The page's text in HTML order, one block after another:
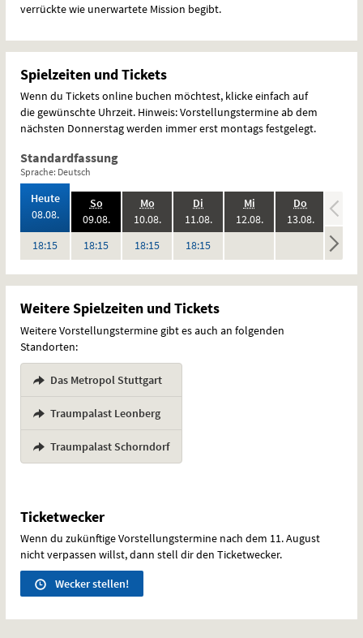
verrückte wie unerwartete Mission begibt.
Spielzeiten und Tickets
Wenn du Tickets online buchen möchtest, klicke einfach auf
die gewünschte Uhrzeit. Hinweis: Vorstellungstermine ab dem
nächsten Donnerstag werden immer erst montags festgelegt.
Standardfassung
Sprache: Deutsch
Heute,
08.08.2026:
18:15Uhr
So.,
09.08.2026:
18:15Uhr
Mo.,
10.08.2026:
18:15Uhr
Di
11.08.2026:
18:15Uhr
Mi.,
12.08.2026:
Vorstellungen
Do
13.08.2026:
Vorstellungen
keine
Weitere Spielzeiten und Tickets
Weitere Vorstellungstermine gibt es auch an folgenden
Standorten:
Das Metropol Stuttgart
Traumpalast Leonberg
Traumpalast Schorndorf
Ticketwecker
Wenn du zukünftige Vorstellungstermine nach dem 11. August
nicht verpassen willst, dann stell dir den Ticketwecker.
Wecker stellen!